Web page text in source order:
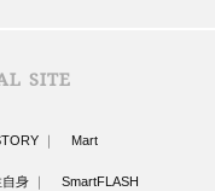
SITE
Mart
身 SmartFLASH